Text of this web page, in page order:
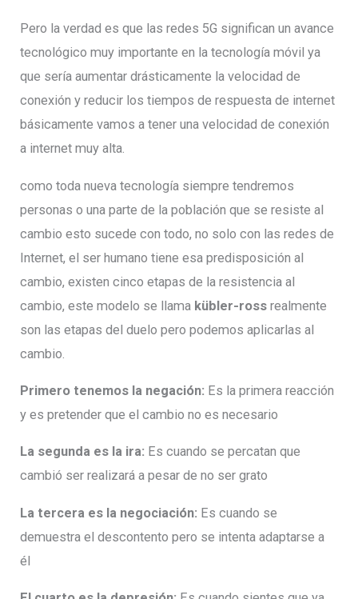
Pero la verdad es que las redes 5G significan un avance
tecnológico muy importante en la tecnología móvil ya
que sería aumentar drásticamente la velocidad de
conexión y reducir los tiempos de respuesta de internet
básicamente vamos a tener una velocidad de conexión
a internet muy alta.
como toda nueva tecnología siempre tendremos
personas o una parte de la población que se resiste al
cambio esto sucede con todo, no solo con las redes de
Internet, el ser humano tiene esa predisposición al
cambio, existen cinco etapas de la resistencia al
cambio, este modelo se llama kübler-ross realmente
son las etapas del duelo pero podemos aplicarlas al
cambio.
Primero tenemos la negación: Es la primera reacción
y es pretender que el cambio no es necesario
La segunda es la ira: Es cuando se percatan que
cambió ser realizará a pesar de no ser grato
La tercera es la negociación: Es cuando se
demuestra el descontento pero se intenta adaptarse a
él